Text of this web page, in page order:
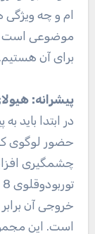
ام و چه ویژگی
موضوعی است
برای آن هستیم.
پیشرانه:
در ابتدا باید
حضور لوگوی
چشمگیری